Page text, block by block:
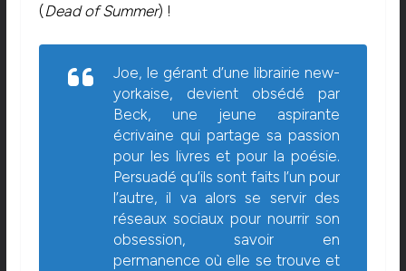
(Dead of Summer) !
Joe, le gérant d’une librairie new-
yorkaise, devient obsédé par
Beck, une jeune aspirante
écrivaine qui partage sa passion
pour les livres et pour la poésie.
Persuadé qu’ils sont faits l’un pour
l’autre, il va alors se servir des
réseaux sociaux pour nourrir son
obsession, savoir en
permanence où elle se trouve et